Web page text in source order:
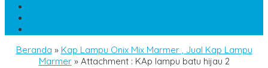
Beranda » Kap Lampu Onix Mix Marmer , Jual Kap Lampu
Marmer» Attachment : KAp lampu batu hijau 2